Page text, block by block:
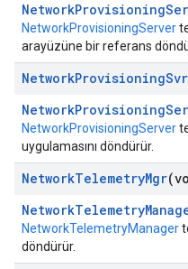
NetworkProvisioningServer
arayüzüne bir referans
NetworkProvisioningSvr
NetworkProvisioningServer
uygulamasını döndürür.
NetworkTelemetryMgr
NetworkTelemetryManager
döndürür.